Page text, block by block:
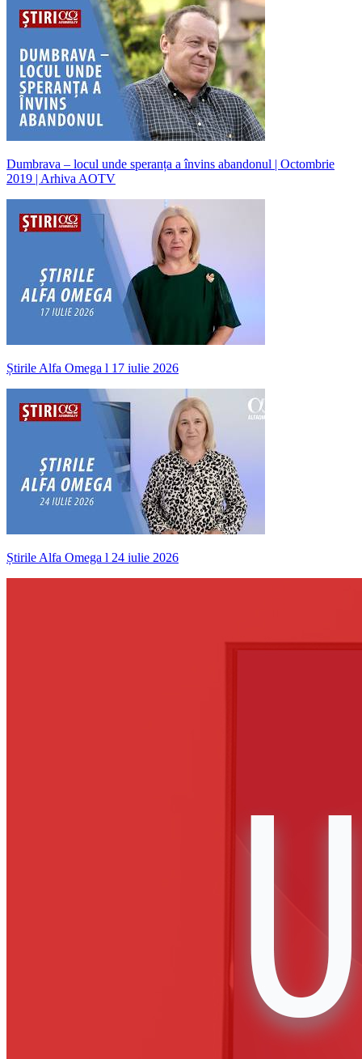
Dumbrava – locul unde speranța a învins abandonul | Octombrie
2019 | Arhiva AOTV
Știrile Alfa Omega l 17 iulie 2026
Știrile Alfa Omega l 24 iulie 2026